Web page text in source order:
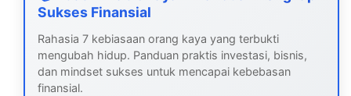
Sukses Finansial
Rahasia 7 kebiasaan orang kaya yang terbukti
mengubah hidup. Panduan praktis investasi, bisnis,
dan mindset sukses untuk mencapai kebebasan
finansial.